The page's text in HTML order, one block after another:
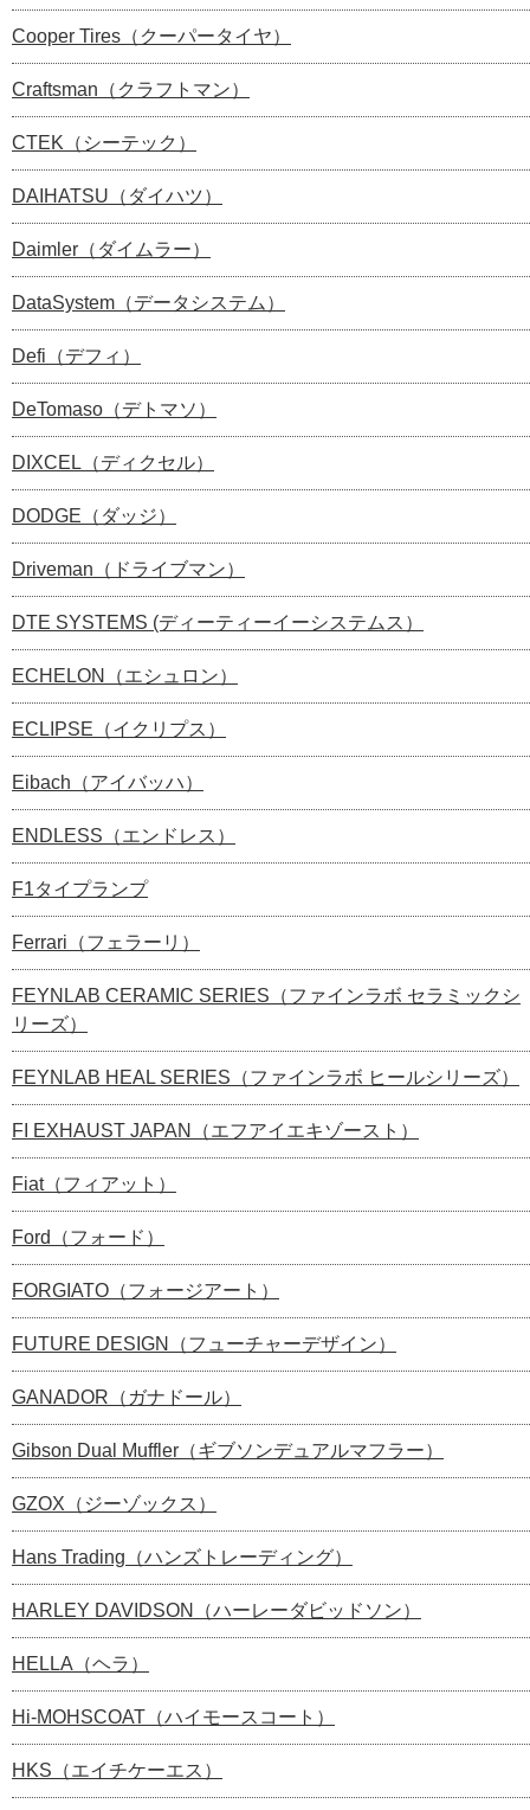
Cooper Tires（クーパータイヤ）
Craftsman（クラフトマン）
CTEK（シーテック）
DAIHATSU（ダイハツ）
Daimler（ダイムラー）
DataSystem（データシステム）
Defi（デフィ）
DeTomaso（デトマソ）
DIXCEL（ディクセル）
DODGE（ダッジ）
Driveman（ドライブマン）
DTE SYSTEMS (ディーティーイーシステムス）
ECHELON（エシュロン）
ECLIPSE（イクリプス）
Eibach（アイバッハ）
ENDLESS（エンドレス）
F1タイプランプ
Ferrari（フェラーリ）
FEYNLAB CERAMIC SERIES（ファインラボ セラミックシ
リーズ）
FEYNLAB HEAL SERIES（ファインラボ ヒールシリーズ）
FI EXHAUST JAPAN（エフアイエキゾースト）
Fiat（フィアット）
Ford（フォード）
FORGIATO（フォージアート）
FUTURE DESIGN（フューチャーデザイン）
GANADOR（ガナドール）
Gibson Dual Muffler（ギブソンデュアルマフラー）
GZOX（ジーゾックス）
Hans Trading（ハンズトレーディング）
HARLEY DAVIDSON（ハーレーダビッドソン）
HELLA（ヘラ）
Hi-MOHSCOAT（ハイモースコート）
HKS（エイチケーエス）